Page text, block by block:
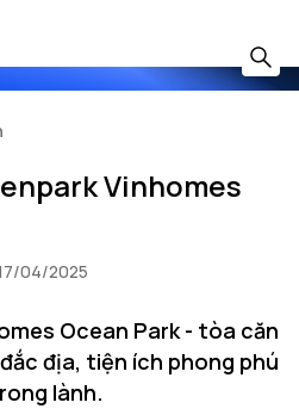
Vinhomes
04/2025
Ocean Park - tòa căn
địa, tiện ích phong phú
lành.